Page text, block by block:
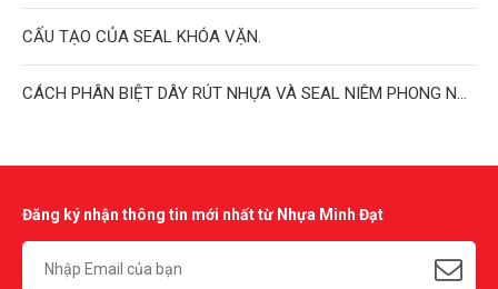
CẤU TẠO CỦA SEAL KHÓA VẶN.
CÁCH PHÂN BIỆT DÂY RÚT NHỰA VÀ SEAL NIÊM PHONG NHỰA
Đăng ký nhận thông tin mới nhất từ Nhựa Minh Đạt